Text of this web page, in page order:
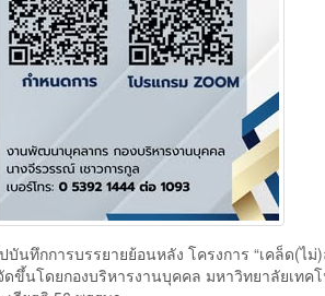
ทึกการบรรยายย้อนหลัง โครงการ “เคล็ด(ไม่
ขึ้นโดยกองบริหารงานบุคคล มหาวิทยาลัยเทค